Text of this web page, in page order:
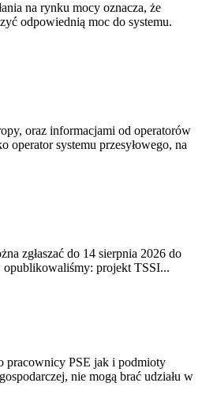
na rynku mocy oznacza, że
odpowiednią moc do systemu.
oraz informacjami od operatorów
systemu przesyłowego, na
zgłaszać do 14 sierpnia 2026 do
opublikowaliśmy: projekt TSSI...
pracownicy PSE jak i podmioty
nie mogą brać udziału w